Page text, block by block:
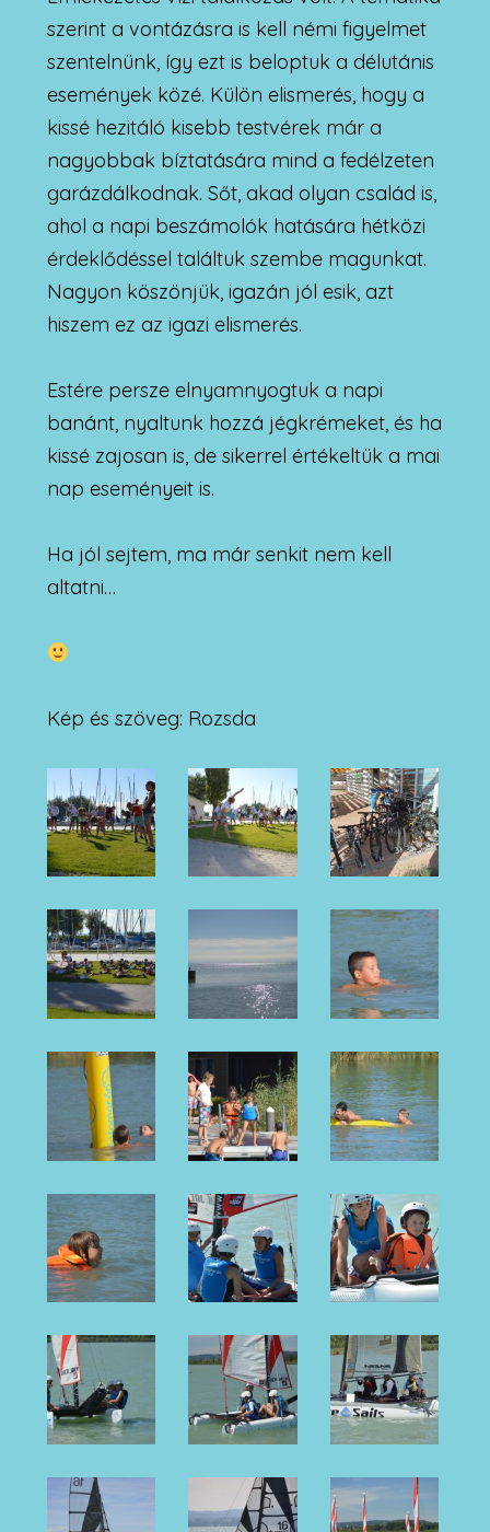
szerint a vontázásra is kell némi figyelmet
szentelnünk, így ezt is beloptuk a délutánis
események közé. Külön elismerés, hogy a
kissé hezitáló kisebb testvérek már a
nagyobbak bíztatására mind a fedélzeten
garázdálkodnak. Sőt, akad olyan család is,
ahol a napi beszámolók hatására hétközi
érdeklődéssel találtuk szembe magunkat.
Nagyon köszönjük, igazán jól esik, azt
hiszem ez az igazi elismerés.
Estére persze elnyamnyogtuk a napi
banánt, nyaltunk hozzá jégkrémeket, és ha
kissé zajosan is, de sikerrel értékeltük a mai
nap eseményeit is.
Ha jól sejtem, ma már senkit nem kell
altatni…
Kép és szöveg: Rozsda